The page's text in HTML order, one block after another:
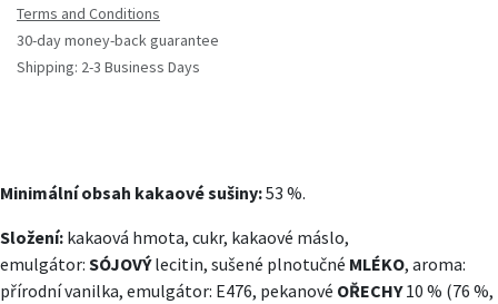
Terms and Conditions
30-day money-back guarantee
Shipping: 2-3 Business Days
Minimální obsah kakaové sušiny:53 %.
Složení: kakaová hmota, cukr, kakaové máslo,
emulgátor: SÓJOVÝlecitin, sušené plnotučné MLÉKO, aroma:
přírodní vanilka, emulgátor: E476, pekanové OŘECHY10 % (76 %,